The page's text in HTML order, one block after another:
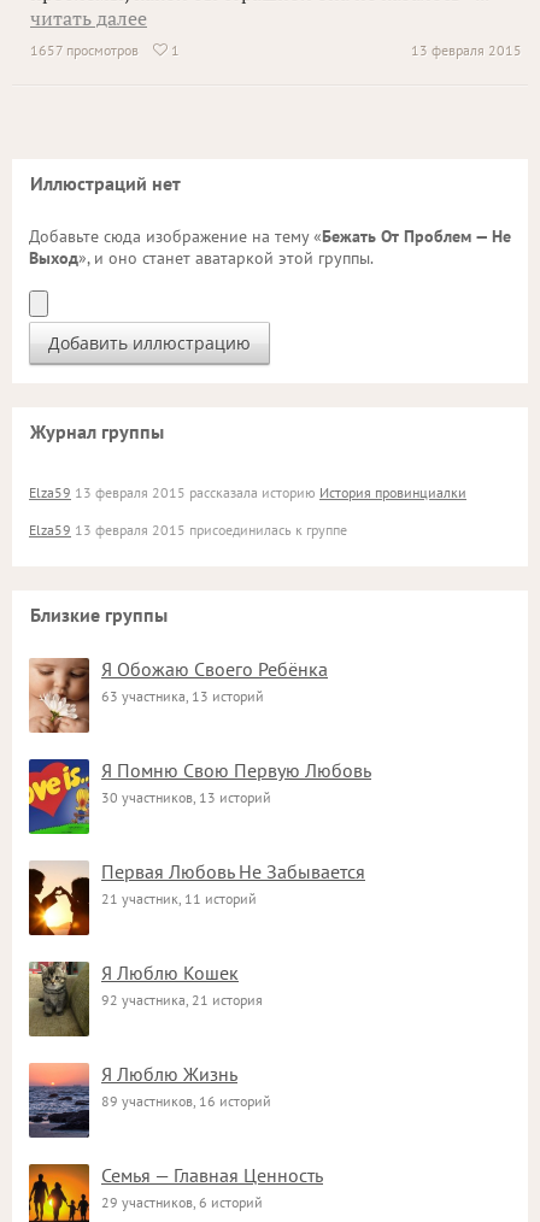
читать далее
13 февраля 2015
1657 просмотров  1
Иллюстраций нет
Добавьте сюда изображение на тему «Бежать От Проблем — Не
Выход», и оно станет аватаркой этой группы.
Журнал группы
Elza59 13 февраля 2015 рассказала историю История провинциалки
Elza59 13 февраля 2015 присоединилась к группе
Близкие группы
Я Обожаю Своего Ребёнка
63 участника, 13 историй
Я Помню Свою Первую Любовь
30 участников, 13 историй
Первая Любовь Не Забывается
21 участник, 11 историй
Я Люблю Кошек
92 участника, 21 история
Я Люблю Жизнь
89 участников, 16 историй
Семья — Главная Ценность
29 участников, 6 историй